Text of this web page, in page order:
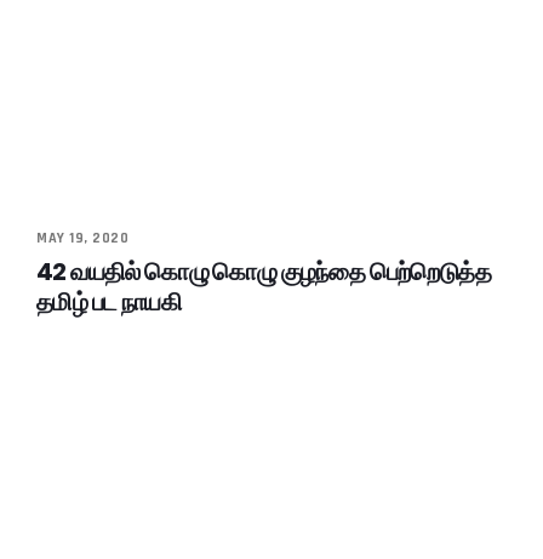
MAY 19, 2020
42 வயதில் கொழு கொழு குழந்தை பெற்றெடுத்த
தமிழ் பட நாயகி